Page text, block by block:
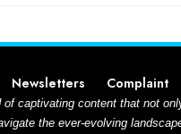
Newsletters Complaint
of captivating content that not
the ever-evolving